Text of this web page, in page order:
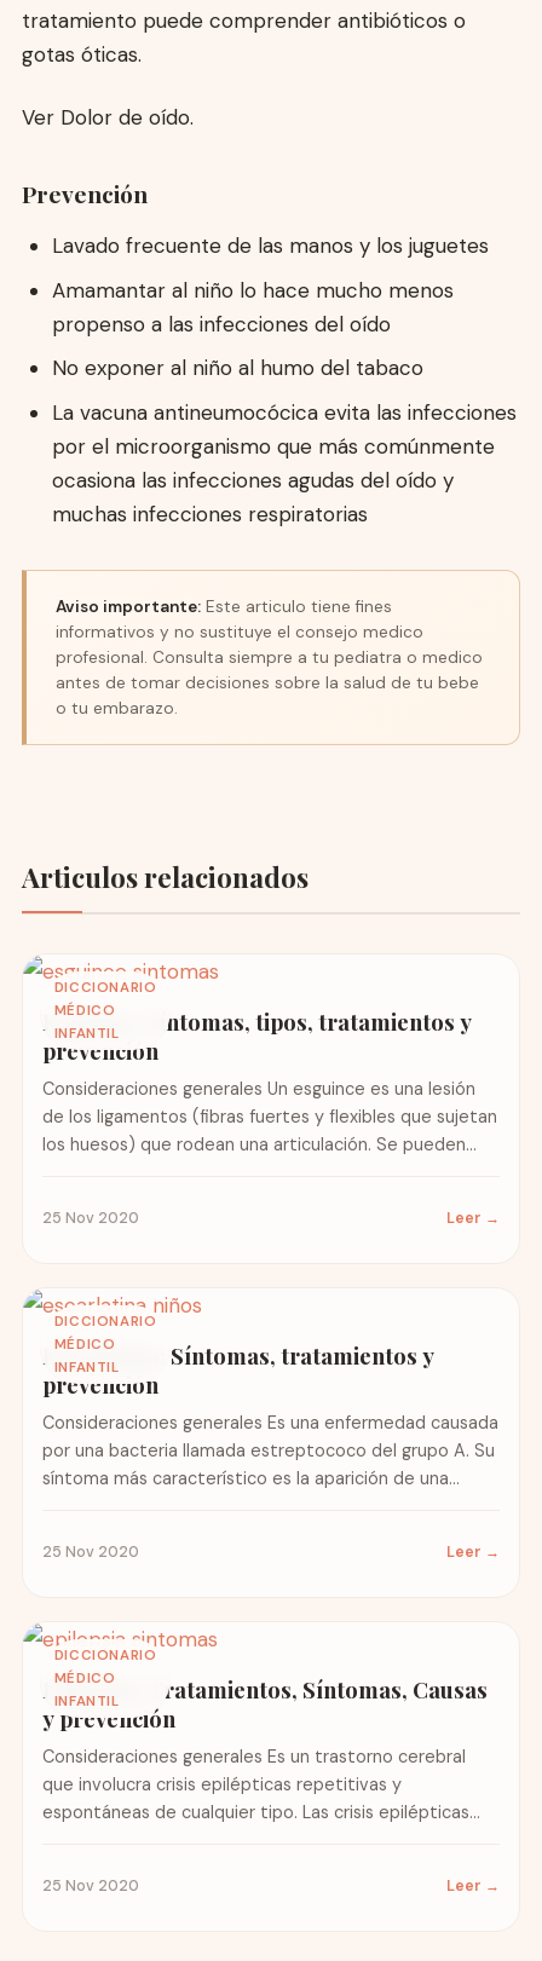
tratamiento puede comprender antibióticos o
gotas óticas.
Ver Dolor de oído.
Prevención
Lavado frecuente de las manos y los juguetes
Amamantar al niño lo hace mucho menos
propenso a las infecciones del oído
No exponer al niño al humo del tabaco
La vacuna antineumocócica evita las infecciones
por el microorganismo que más comúnmente
ocasiona las infecciones agudas del oído y
muchas infecciones respiratorias
Aviso importante:Este articulo tiene fines
informativos y no sustituye el consejo medico
profesional. Consulta siempre a tu pediatra o medico
antes de tomar decisiones sobre la salud de tu bebe
o tu embarazo.
Articulos relacionados
DICCIONARIO
MÉDICO
INFANTIL
Esguince: síntomas, tipos, tratamientos y
prevención
Consideraciones generales Un esguince es una lesión
de los ligamentos (fibras fuertes y flexibles que sujetan
los huesos) que rodean una articulación. Se pueden
25 Nov 2020 Leer →
DICCIONARIO
MÉDICO
INFANTIL
Escarlatina: Síntomas, tratamientos y
prevención
Consideraciones generales Es una enfermedad causada
por una bacteria llamada estreptococo del grupo A. Su
síntoma más característico es la aparición de una
25 Nov 2020 Leer →
DICCIONARIO
MÉDICO
INFANTIL
Epilepsia: Tratamientos, Síntomas, Causas
y prevención
Consideraciones generales Es un trastorno cerebral
que involucra crisis epilépticas repetitivas y
espontáneas de cualquier tipo. Las crisis epilépticas
25 Nov 2020 Leer →